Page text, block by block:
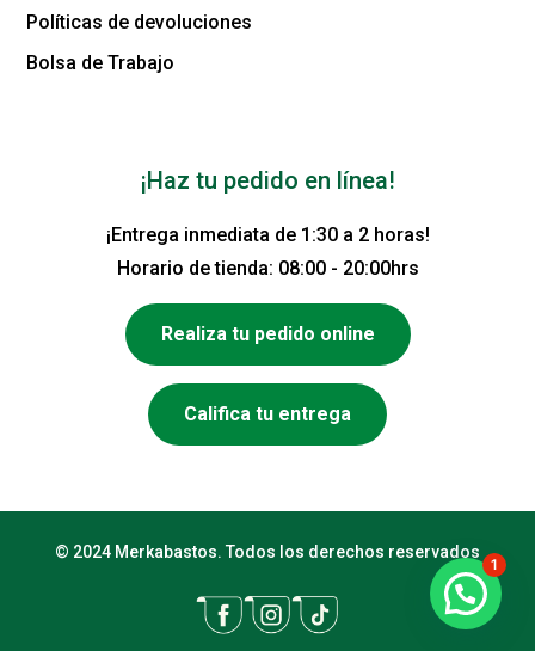
Políticas de devoluciones
Bolsa de Trabajo
¡Haz tu pedido en línea!
¡Entrega inmediata de 1:30 a 2 horas!
Horario de tienda: 08:00 - 20:00hrs
Realiza tu pedido online
Califica tu entrega
© 2024 Merkabastos. Todos los derechos reservados
1